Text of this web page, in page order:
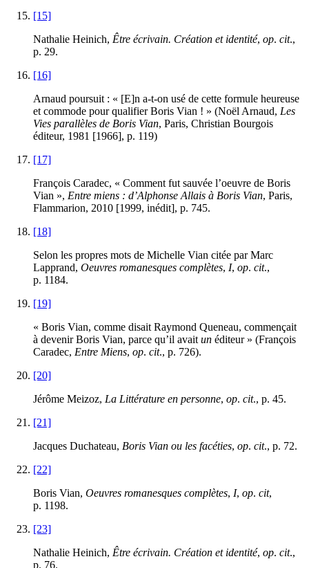
[15]
Nathalie Heinich, Être écrivain. Création et identité, op. cit.,
p. 29.
[16]
Arnaud poursuit : « [E]n a-t-on usé de cette formule heureuse
et commode pour qualifier Boris Vian ! » (Noël Arnaud, Les
Vies parallèles de Boris Vian, Paris, Christian Bourgois
éditeur, 1981 [1966], p. 119)
[17]
François Caradec, « Comment fut sauvée l’oeuvre de Boris
Vian », Entre miens : d’Alphonse Allais à Boris Vian, Paris,
Flammarion, 2010 [1999, inédit], p. 745.
[18]
Selon les propres mots de Michelle Vian citée par Marc
Lapprand, Oeuvres romanesques complètes, I, op. cit.,
p. 1184.
[19]
« Boris Vian, comme disait Raymond Queneau, commençait
à devenir Boris Vian, parce qu’il avaitun éditeur » (François
Caradec, Entre Miens, op. cit., p. 726).
[20]
Jérôme Meizoz, La Littérature en personne, op. cit., p. 45.
[21]
Jacques Duchateau, Boris Vian ou les facéties, op. cit., p. 72.
[22]
Boris Vian, Oeuvres romanesques complètes, I, op. cit,
p. 1198.
[23]
Nathalie Heinich, Être écrivain. Création et identité, op. cit.,
p. 76.